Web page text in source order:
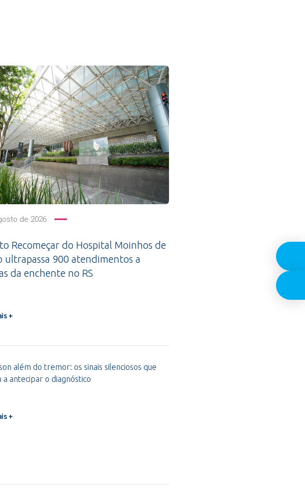
de 2026
Recomeçar do Hospital Moinhos de
ultrapassa 900 atendimentos a
da enchente no RS
+
além do tremor: os sinais silenciosos que
a antecipar o diagnóstico
+